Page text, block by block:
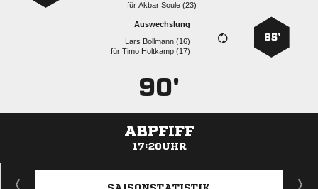
für  
85’
Auswechslung
  
für  
90'
ABPFIFF
17:20UHR
ANZEIGE